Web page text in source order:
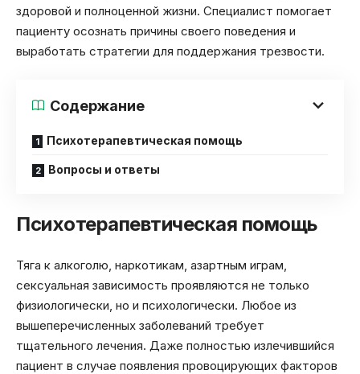
здоровой и полноценной жизни. Специалист помогает
пациенту осознать причины своего поведения и
выработать стратегии для поддержания трезвости.
Содержание
Психотерапевтическая помощь
Вопросы и ответы
Психотерапевтическая помощь
Тяга к алкоголю, наркотикам, азартным играм,
сексуальная зависимость проявляются не только
физиологически, но и психологически. Любое из
вышеперечисленных заболеваний требует
тщательного лечения. Даже полностью излечившийся
пациент в случае появления провоцирующих факторов